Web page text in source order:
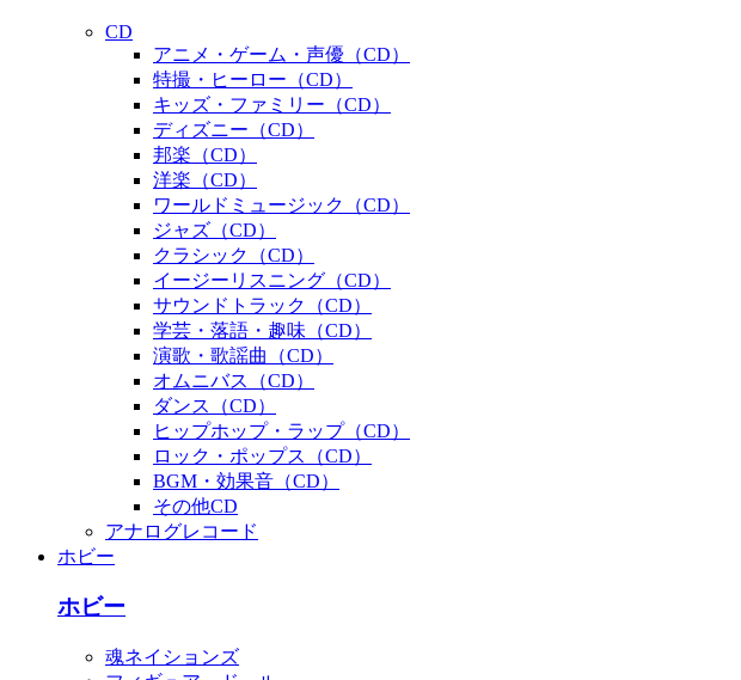
CD
アニメ・ゲーム・声優（CD）
特撮・ヒーロー（CD）
キッズ・ファミリー（CD）
ディズニー（CD）
邦楽（CD）
洋楽（CD）
ワールドミュージック（CD）
ジャズ（CD）
クラシック（CD）
イージーリスニング（CD）
サウンドトラック（CD）
学芸・落語・趣味（CD）
演歌・歌謡曲（CD）
オムニバス（CD）
ダンス（CD）
ヒップホップ・ラップ（CD）
ロック・ポップス（CD）
BGM・効果音（CD）
その他CD
アナログレコード
ホビー
ホビー
魂ネイションズ